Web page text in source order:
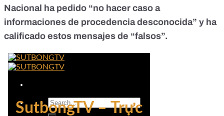
Nacional ha pedido “no hacer caso a
informaciones de procedencia desconocida” y ha
calificado estos mensajes de “falsos”.